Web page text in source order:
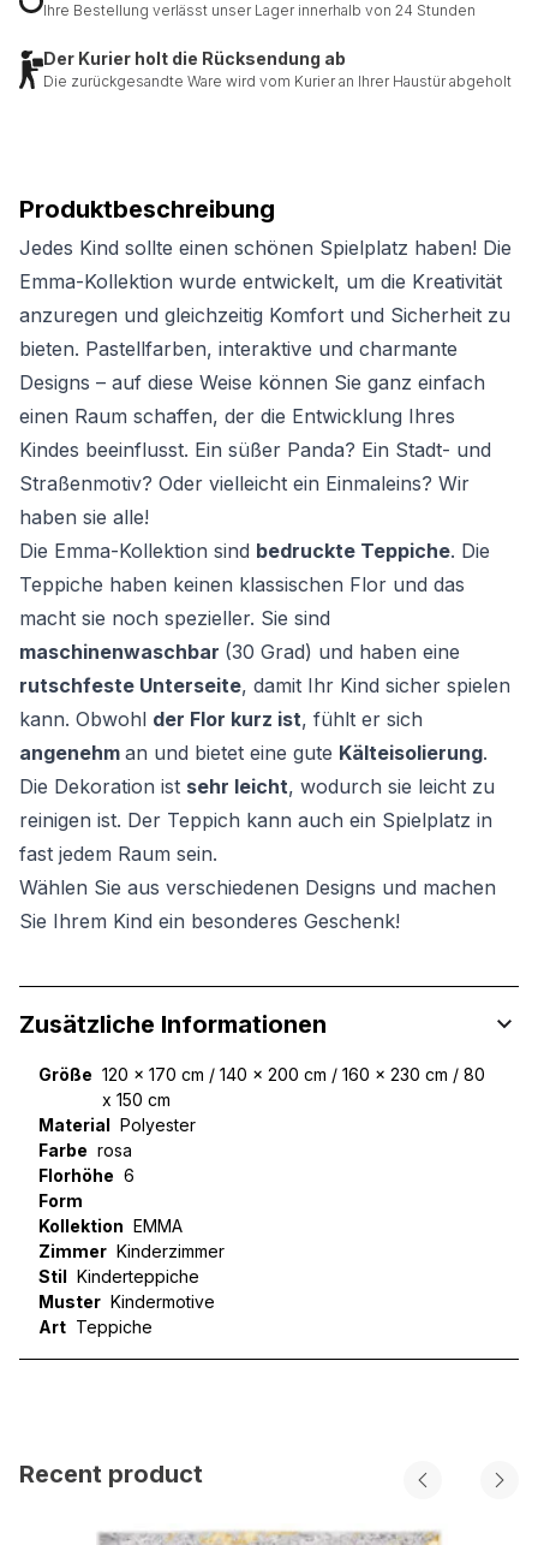
Produktbeschreibung
Jedes Kind sollte einen schönen Spielplatz haben! Die
Emma-Kollektion wurde entwickelt, um die Kreativität
anzuregen und gleichzeitig Komfort und Sicherheit zu
bieten. Pastellfarben, interaktive und charmante
Designs – auf diese Weise können Sie ganz einfach
einen Raum schaffen, der die Entwicklung Ihres
Kindes beeinflusst. Ein süßer Panda? Ein Stadt- und
Straßenmotiv? Oder vielleicht ein Einmaleins? Wir
haben sie alle!
Die Emma-Kollektion sind bedruckte Teppiche. Die
Teppiche haben keinen klassischen Flor und das
macht sie noch spezieller. Sie sind
maschinenwaschbar (30 Grad) und haben eine
rutschfeste Unterseite, damit Ihr Kind sicher spielen
kann. Obwohl der Flor kurz ist, fühlt er sich
angenehm an und bietet eine gute Kälteisolierung.
Die Dekoration ist sehr leicht, wodurch sie leicht zu
reinigen ist. Der Teppich kann auch ein Spielplatz in
fast jedem Raum sein.
Wählen Sie aus verschiedenen Designs und machen
Sie Ihrem Kind ein besonderes Geschenk!
Ihre Bestellung verlässt unser Lager innerhalb von 24 Stunden
Der Kurier holt die Rücksendung ab
Die zurückgesandte Ware wird vom Kurier an Ihrer Haustür abgeholt
Zusätzliche Informationen
Größe 120 x 170 cm / 140 x 200 cm / 160 x 230 cm / 80
x 150 cm
Material Polyester
Farbe rosa
Florhöhe 6
Form
Kollektion EMMA
Zimmer Kinderzimmer
Stil Kinderteppiche
Muster Kindermotive
Art Teppiche
Recent product